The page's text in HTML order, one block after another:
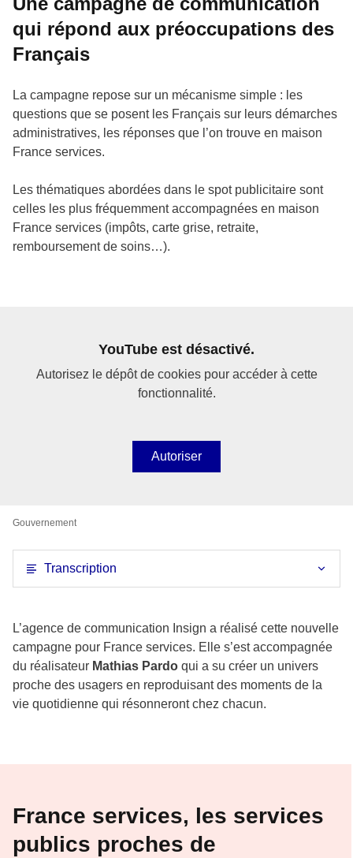
qui répond aux préoccupations des
Français
La campagne repose sur un mécanisme simple : les
questions que se posent les Français sur leurs démarches
administratives, les réponses que l’on trouve en maison
France services.
Les thématiques abordées dans le spot publicitaire sont
celles les plus fréquemment accompagnées en maison
France services (impôts, carte grise, retraite,
remboursement de soins…).
YouTube est désactivé.
Autorisez le dépôt de cookies pour accéder à cette
fonctionnalité.
Autoriser
Gouvernement
Transcription
L’agence de communication Insign a réalisé cette nouvelle
campagne pour France services. Elle s’est accompagnée
du réalisateur Mathias Pardo qui a su créer un univers
proche des usagers en reproduisant des moments de la
vie quotidienne qui résonneront chez chacun.
France services, les services
publics proches de